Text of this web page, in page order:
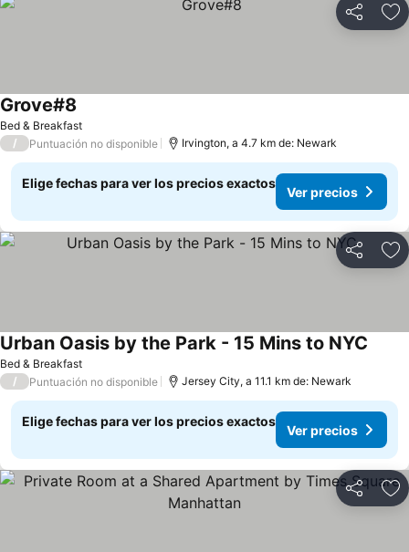
Compartir
Bed & Breakfast
Grove#8
/ Puntuación no disponible Irvington, a 4.7 km de: Newark
Elige fechas para ver los precios exactos
Ver precios
Compartir
Bed & Breakfast
Urban Oasis by the Park - 15 Mins to NYC
/ Puntuación no disponible Jersey City, a 11.1 km de: Newark
Elige fechas para ver los precios exactos
Ver precios
Compartir